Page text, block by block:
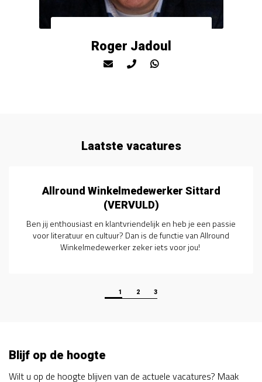
Roger Jadoul
Laatste vacatures
Allround Winkelmedewerker Sittard
(VERVULD)
Ben jij enthousiast en klantvriendelijk en heb je een passie
voor literatuur en cultuur? Dan is de functie van Allround
Winkelmedewerker zeker iets voor jou!
1 2 3
Blijf op de hoogte
Wilt u op de hoogte blijven van de actuele vacatures? Maak